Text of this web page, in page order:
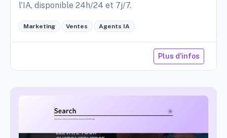
l'IA, disponible 24h/24 et 7j/7.
Marketing Ventes Agents IA
Plus d'infos